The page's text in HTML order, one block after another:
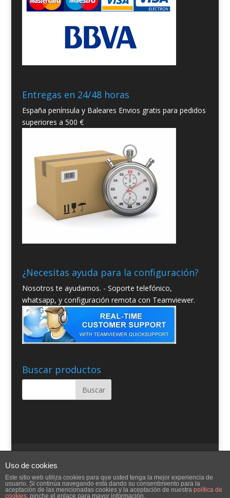
Entregas en 24/48 horas
España península y Baleares Envios gratis para pedidos
superiores a 500 €
¿Necesitas ayuda para la configuración?
Nosotros te ayudamos. - Soporte telefónico,
whatsapp, y configuración remota con Teamviewer.
Buscar productos
Contacto
Uso de cookies
Este sitio web utiliza cookies para que usted tenga la mejor experiencia de
usuario. Si continúa navegando está dando su consentimiento para la
aceptación de las mencionadas cookies y la aceptación de nuestra política de
cookies, pinche el enlace para mayor información.